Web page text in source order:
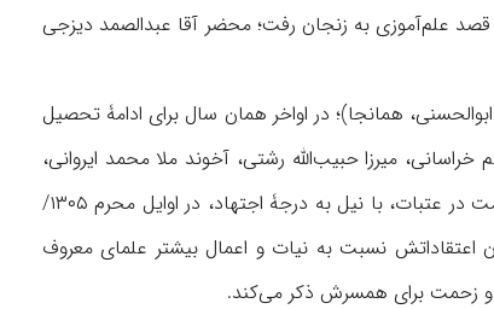
هیدجی به تحصیل علوم دینی پرداخت (همو، ۱۶). دو سال بعد، در ۱۲۹۴ ق، به قصد علم‌آموزی به زنجان رفت؛ محضر آقا عبدالصمد دیزجی
ابوالحسنی، همانجا)؛ در اواخر همان سال برای ادامۀ تحصیل
میرزا حبیب‌الله رشتی، آخوند ملا محمد ایروانی،
حاجی میرزا حسین خلیلی تهرانی و شیخ هادی طهرانی را درک کرد. سرانجام، پس از حدود ۱۰ سال اقامت در عتبات، با نیل به درجۀ اجتهاد، در اوایل محرم ۱۳۰۵/
نسبت به نیات و اعمال بیشتر علمای معروف
و زحمت برای همسرش ذکر می‌کند.